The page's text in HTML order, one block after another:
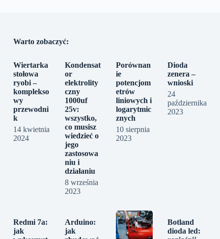
Warto zobaczyć:
Wiertarka
stołowa
ryobi –
komplekso
wy
przewodni
k
14 kwietnia
2024
Kondensat
or
elektrolity
czny
1000uf
25v:
wszystko,
co musisz
wiedzieć o
jego
zastosowa
niu i
działaniu
8 września
2023
Porównan
ie
potencjom
etrów
liniowych i
logarytmic
znych
10 sierpnia
2023
Dioda
zenera –
wnioski
24
października
2023
Redmi 7a:
jak
Arduino:
jak
Botland
dioda led: